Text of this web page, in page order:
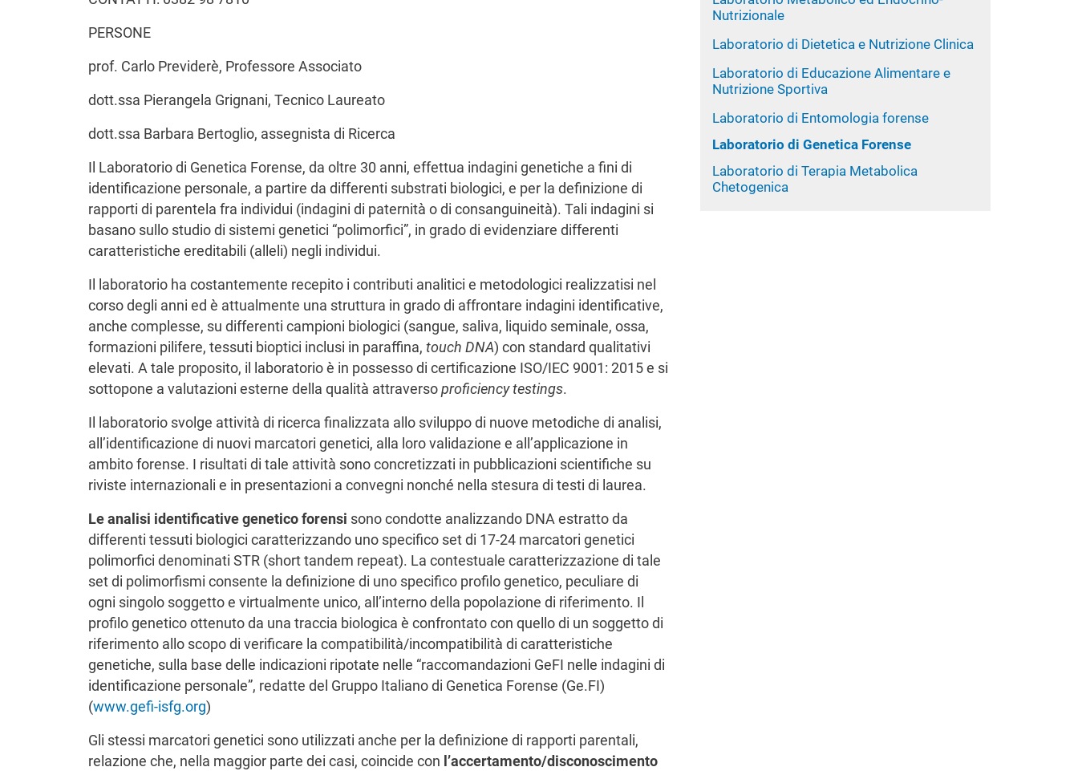
PERSONE
prof. Carlo Previderè, Professore Associato
dott.ssa Pierangela Grignani, Tecnico Laureato
dott.ssa Barbara Bertoglio, assegnista di Ricerca
Il Laboratorio di Genetica Forense, da oltre 30 anni, effettua indagini genetiche a fini di
identificazione personale, a partire da differenti substrati biologici, e per la definizione di
rapporti di parentela fra individui (indagini di paternità o di consanguineità). Tali indagini si
basano sullo studio di sistemi genetici “polimorfici”, in grado di evidenziare differenti
caratteristiche ereditabili (alleli) negli individui.
Il laboratorio ha costantemente recepito i contributi analitici e metodologici realizzatisi nel
corso degli anni ed è attualmente una struttura in grado di affrontare indagini identificative,
anche complesse, su differenti campioni biologici (sangue, saliva, liquido seminale, ossa,
formazioni pilifere, tessuti bioptici inclusi in paraffina, touch DNA) con standard qualitativi
elevati. A tale proposito, il laboratorio è in possesso di certificazione ISO/IEC 9001: 2015 e si
sottopone a valutazioni esterne della qualità attraversoproficiency testings.
Il laboratorio svolge attività di ricerca finalizzata allo sviluppo di nuove metodiche di analisi,
all’identificazione di nuovi marcatori genetici, alla loro validazione e all’applicazione in
ambito forense. I risultati di tale attività sono concretizzati in pubblicazioni scientifiche su
riviste internazionali e in presentazioni a convegni nonché nella stesura di testi di laurea.
Le analisi identificative genetico forensi sono condotte analizzando DNA estratto da
differenti tessuti biologici caratterizzando uno specifico set di 17-24 marcatori genetici
polimorfici denominati STR (short tandem repeat). La contestuale caratterizzazione di tale
set di polimorfismi consente la definizione di uno specifico profilo genetico, peculiare di
ogni singolo soggetto e virtualmente unico, all’interno della popolazione di riferimento. Il
profilo genetico ottenuto da una traccia biologica è confrontato con quello di un soggetto di
riferimento allo scopo di verificare la compatibilità/incompatibilità di caratteristiche
genetiche, sulla base delle indicazioni ripotate nelle “raccomandazioni GeFI nelle indagini di
identificazione personale”, redatte del Gruppo Italiano di Genetica Forense (Ge.FI)
(www.gefi-isfg.org)
Gli stessi marcatori genetici sono utilizzati anche per la definizione di rapporti parentali,
relazione che, nella maggior parte dei casi, coincide con l’accertamento/disconoscimento
Nutrizionale
Laboratorio di Dietetica e Nutrizione Clinica
Laboratorio di Educazione Alimentare e
Nutrizione Sportiva
Laboratorio di Entomologia forense
Laboratorio di Genetica Forense
Laboratorio di Terapia Metabolica
Chetogenica